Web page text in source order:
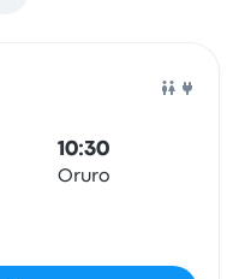
10:30
Oruro